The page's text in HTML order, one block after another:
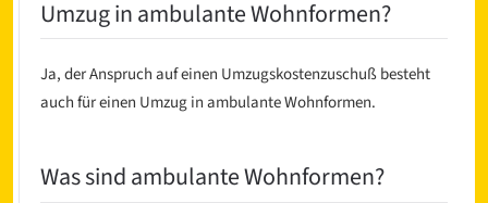
Umzug in ambulante Wohnformen?
Ja, der Anspruch auf einen Umzugskostenzuschuß besteht
auch für einen Umzug in ambulante Wohnformen.
Was sind ambulante Wohnformen?